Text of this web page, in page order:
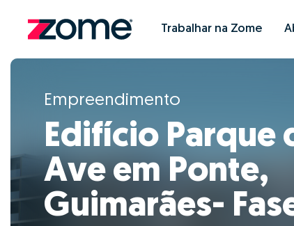
Trabalhar na Zome
Empreendimento
Edifício Parque
Ave em Ponte,
Guimarães-